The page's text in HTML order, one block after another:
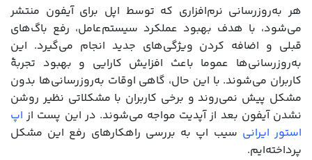
هر به‌روزرسانی نرم‌افزاری که توسط اپل برای آیفون منتشر
می‌شود، با هدف بهبود عملکرد سیستم‌عامل، رفع باگ‌های
قبلی و اضافه کردن ویژگی‌های جدید انجام می‌گیرد. این
به‌روزرسانی‌ها عموما باعث افزایش کارایی و بهبود تجربۀ
کاربران می‌شوند. با این حال، گاهی اوقات به‌روزرسانی‌ها بدون
مشکل پیش نمی‌روند و برخی کاربران با مشکلاتی نظیر روشن
نشدن آیفون بعد از آپدیت مواجه می‌شوند. در این پست از اپ
استور ایرانی سیب اپ به بررسی راهکارهای رفع این مشکل
پرداخته‌ایم.